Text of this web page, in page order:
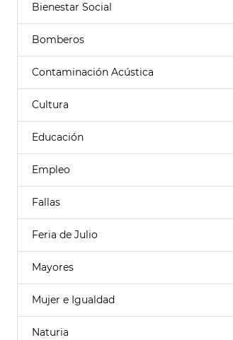
Bienestar Social
Bomberos
Contaminación Acústica
Cultura
Educación
Empleo
Fallas
Feria de Julio
Mayores
Mujer e Igualdad
Naturia